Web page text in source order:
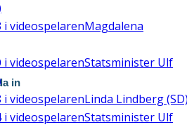
i videospelarenMagdalena
i videospelarenStatsminister Ulf
i videospelarenLinda Lindberg
i videospelarenStatsminister Ulf
in